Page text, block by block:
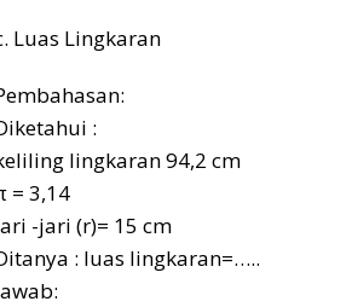
Luas Lingkaran
:
lingkaran 94,2 cm
= 3,14
-jari (r)= 15 cm
: luas lingkaran=…..